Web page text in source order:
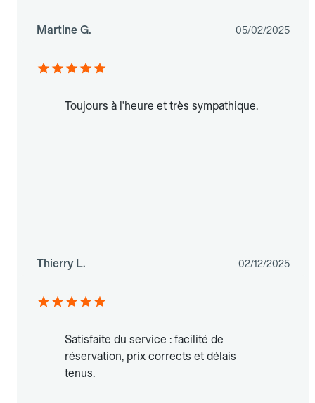
Martine G. 05/02/2025
Toujours à l'heure et très sympathique.
Thierry L. 02/12/2025
Satisfaite du service : facilité de
réservation, prix corrects et délais
tenus.